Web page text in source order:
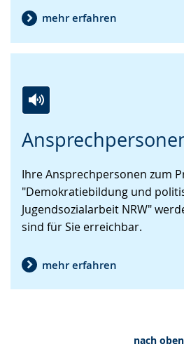
mehr erfahren
Leichten
Sprache
wechseln.
Audio-
Unterstützung.
Video
Deutscher
Gebärdensprache
wird
angezeigt.
Ihre Ansprechpersonen zum
"Demokratiebildung und
Jugendsozialarbeit NRW"
sind für Sie erreichbar.
mehr erfahren
nach oben